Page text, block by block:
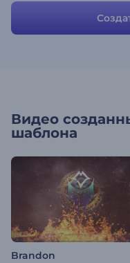
Видео
шаблона
Brandon